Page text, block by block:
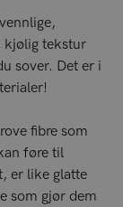
kjølig tekstur
sover. Det er i
fibre som
føre til
er like glatte
som gjør dem